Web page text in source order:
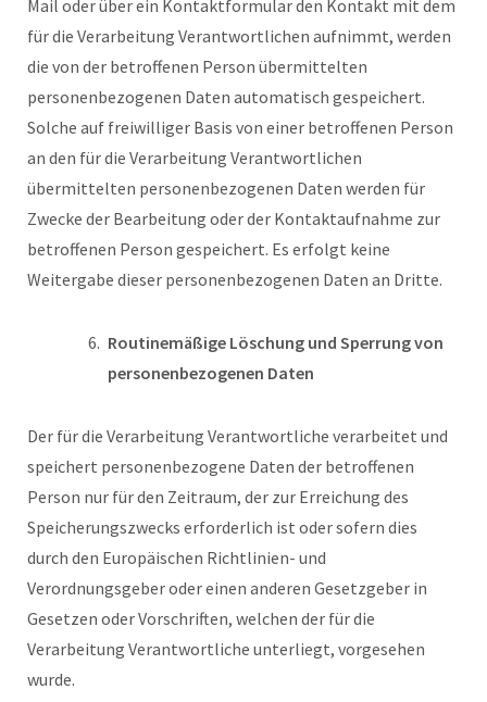
Mail oder über ein Kontaktformular den Kontakt mit dem
für die Verarbeitung Verantwortlichen aufnimmt, werden
die von der betroffenen Person übermittelten
personenbezogenen Daten automatisch gespeichert.
Solche auf freiwilliger Basis von einer betroffenen Person
an den für die Verarbeitung Verantwortlichen
übermittelten personenbezogenen Daten werden für
Zwecke der Bearbeitung oder der Kontaktaufnahme zur
betroffenen Person gespeichert. Es erfolgt keine
Weitergabe dieser personenbezogenen Daten an Dritte.
Routinemäßige Löschung und Sperrung von
personenbezogenen Daten
Der für die Verarbeitung Verantwortliche verarbeitet und
speichert personenbezogene Daten der betroffenen
Person nur für den Zeitraum, der zur Erreichung des
Speicherungszwecks erforderlich ist oder sofern dies
durch den Europäischen Richtlinien- und
Verordnungsgeber oder einen anderen Gesetzgeber in
Gesetzen oder Vorschriften, welchen der für die
Verarbeitung Verantwortliche unterliegt, vorgesehen
wurde.